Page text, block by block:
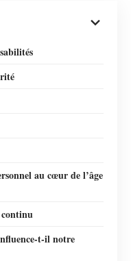
au cœur de l’âge
continu
t-il notre